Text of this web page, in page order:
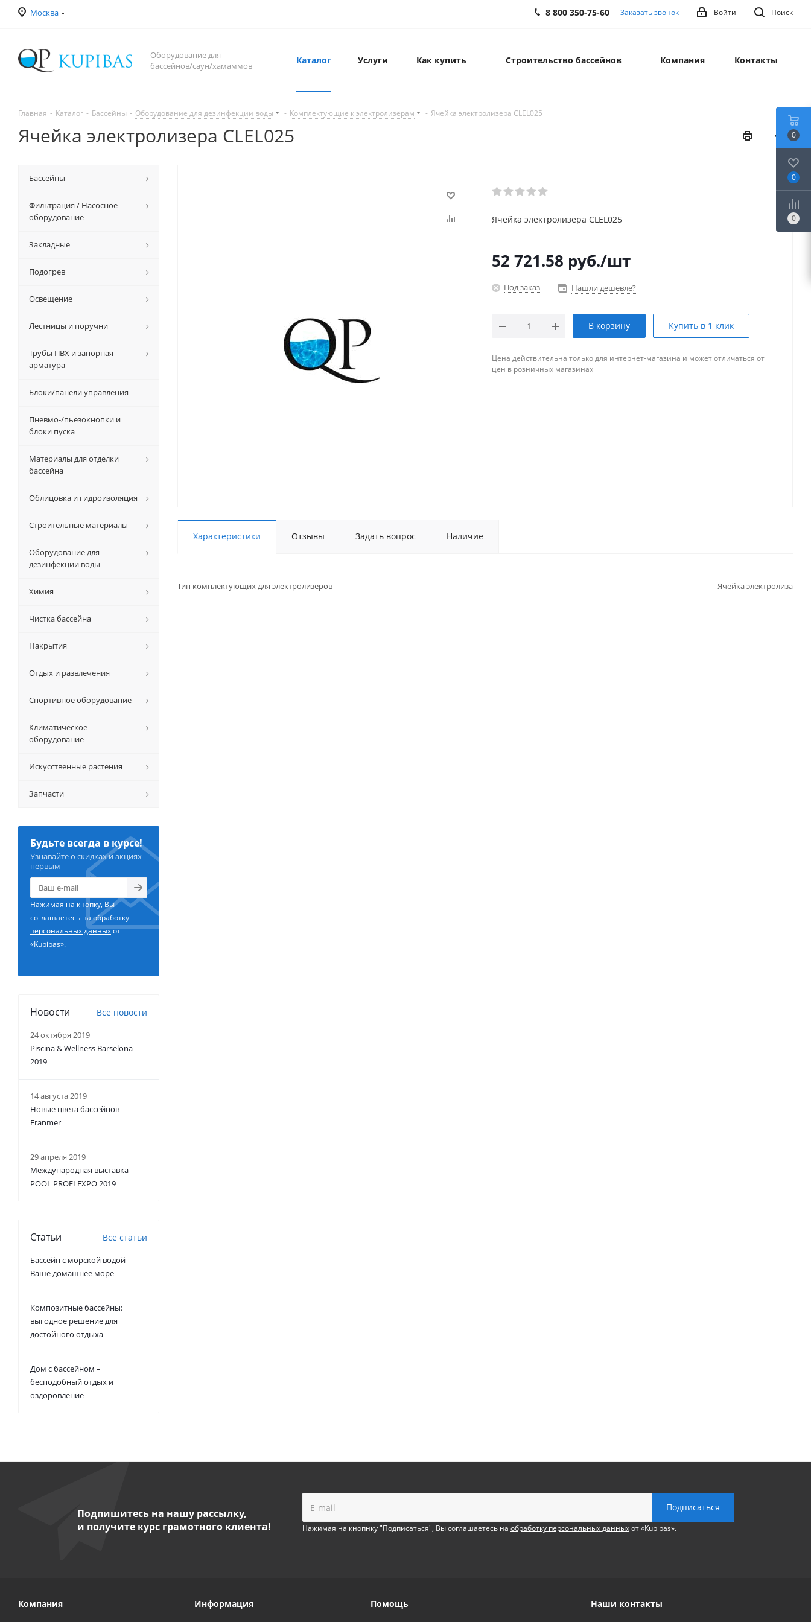
Москва Поиск
Войти
8 800 350-75-60 Заказать звонок
Оборудование для
бассейнов/саун/хамаммов
Каталог Услуги Как купить Строительство бассейнов Компания Контакты
Главная - Каталог - Бассейны - Оборудование для дезинфекции воды - Комплектующие к электролизёрам - Ячейка электролизера CLEL025
Ячейка электролизера CLEL025
Ячейка электролизера CLEL025
52 721.58 руб./шт
Под заказ Нашли дешевле?
В корзину Купить в 1 клик
Цена действительна только для интернет-магазина и может отличаться от
цен в розничных магазинах
Характеристики Отзывы Задать вопрос Наличие
Тип комплектующих для электролизёров Ячейка электролиза
Бассейны
Фильтрация / Насосное
оборудование
Закладные
Подогрев
Освещение
Лестницы и поручни
Трубы ПВХ и запорная
арматура
Блоки/панели управления
Пневмо-/пьезокнопки и
блоки пуска
Материалы для отделки
бассейна
Облицовка и гидроизоляция
Строительные материалы
Оборудование для
дезинфекции воды
Химия
Чистка бассейна
Накрытия
Отдых и развлечения
Спортивное оборудование
Климатическое
оборудование
Искусственные растения
Запчасти
Будьте всегда в курсе!
Узнавайте о скидках и акциях
первым
Нажимая на кнопку, Вы
соглашаетесь наобработку
персональных данныхот
«Kupibas».
Новости Все новости
24 октября 2019
Piscina & Wellness Barselona
2019
14 августа 2019
Новые цвета бассейнов
Franmer
29 апреля 2019
Международная выставка
POOL PROFI EXPO 2019
Статьи Все статьи
Бассейн с морской водой –
Ваше домашнее море
Композитные бассейны:
выгодное решение для
достойного отдыха
Дом с бассейном –
бесподобный отдых и
оздоровление
Подпишитесь на нашу рассылку,
и получите курс грамотного клиента!
Нажимая на кнопнку "Подписаться", Вы соглашаетесь на обработку персональных данныхот «Kupibas».
Компания Информация Помощь Наши контакты
0
0
0